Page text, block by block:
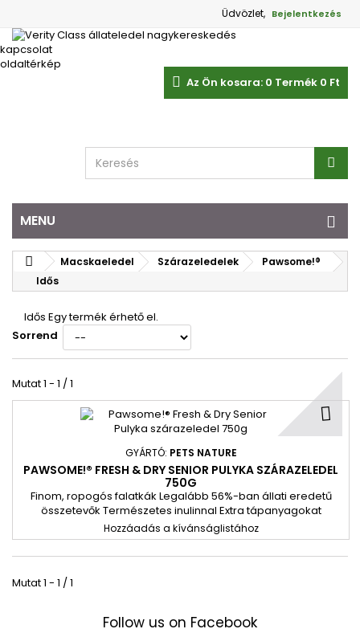
Üdvözlet, Bejelentkezés
Az Ön kosara: 0 Termék 0 Ft‎
MENU
kapcsolat
oldaltérkép
Macskaeledel Szárazeledelek
Pawsome!®
Idős
Idős Egy termék érhető el.
Sorrend
Mutat 1 - 1 / 1
GYÁRTÓ: PETS NATURE
PAWSOME!® FRESH & DRY SENIOR PULYKA SZÁRAZELEDEL
750G
Finom, ropogós falatkák Legalább 56%-ban állati eredetű
összetevők Természetes inulinnal Extra tápanyagokat
biztosító szuperélelmiszerekkel és finom fűszernövényekkel
Taurinnal és vitaminokkal Gabonamentes receptúra
Hozzáadott cukor nélkül Ízletes változatok minden korosztály
Hozzáadás a kívánságlistához
Mutat 1 - 1 / 1
Follow us on Facebook